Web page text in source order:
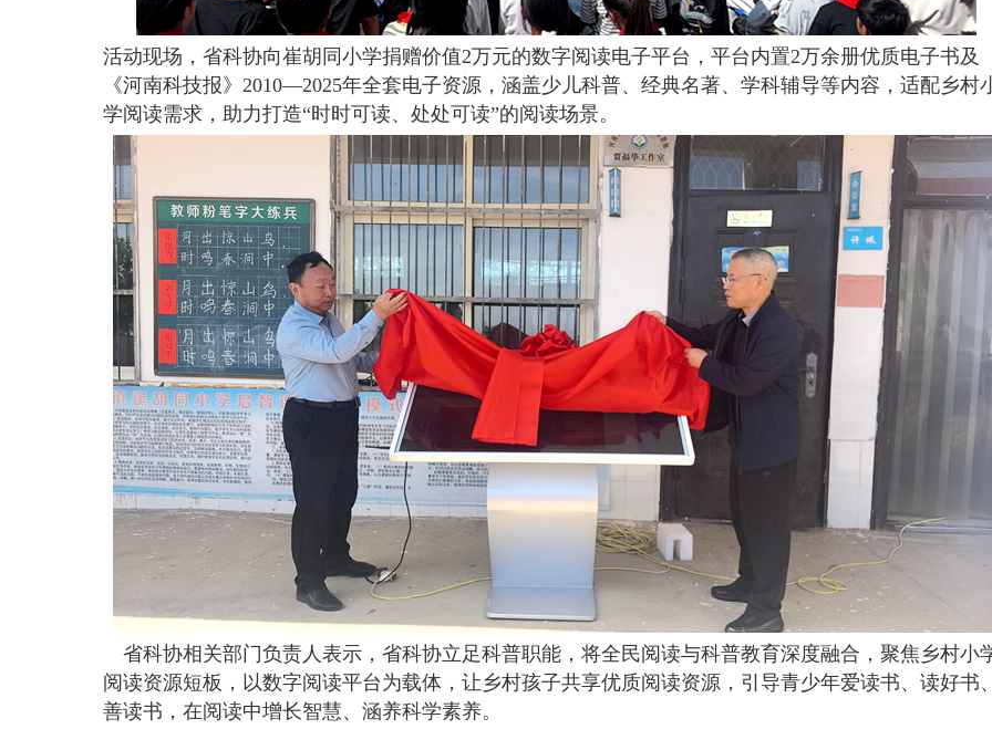
活动现场，省科协向崔胡同小学捐赠价值2万元的数字阅读电子平台，平台内置2万余册优质电子书及
《河南科技报》2010—2025年全套电子资源，涵盖少儿科普、经典名著、学科辅导等内容，适配乡村
学阅读需求，助力打造“时时可读、处处可读”的阅读场景。
省科协相关部门负责人表示，省科协立足科普职能，将全民阅读与科普教育深度融合，聚焦乡村小
阅读资源短板，以数字阅读平台为载体，让乡村孩子共享优质阅读资源，引导青少年爱读书、读好书
善读书，在阅读中增长智慧、涵养科学素养。